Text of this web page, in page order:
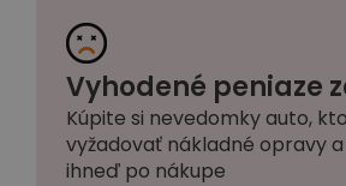
Vyhodené peniaze
Kúpite si nevedomky auto,
vyžadovať nákladné opravy
ihneď po nákupe